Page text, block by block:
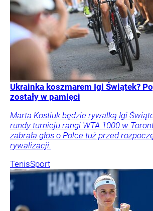
Ukrainka koszmarem Igi Świątek?
zostały w pamięci
Marta Kostiuk będzie rywalką Igi
rundy turnieju rangi WTA 1000 w
zabrała głos o Polce tuż przed
rywalizacji.
TenisSport